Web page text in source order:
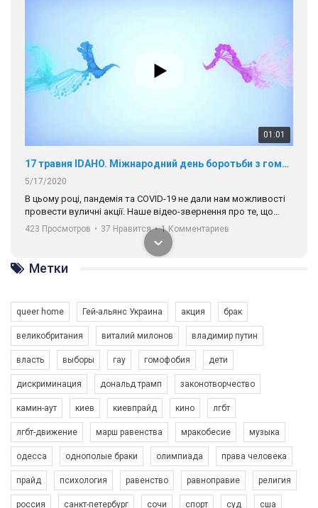
01:01
17 травня IDAHO. Міжнародний день боротьби з гомофобією трансфобією і біфобія.
5/17/2020
В цьому році, пандемія та COVІD-19 не дали нам можливості
провести вуличні акції. Наше відео-звернення про те, що
навіть коли ми у різних містах та не можемо зустрінеться, ми
разом. Ми закликаємо всіх хто поділяє цінності рівності та
солідарності, приєднатися до нас. Регіональні підрозділи
ГАУ є в 16 областях України.
Разом наш голос лунає гучніше!
423 Просмотров • 37 Нравится • 1 Комментариев
Зупинимо насильство проти ЛГБТ в Україні! Stop violence against LGBT in Ukraine!
6/30/2017
Емоційний та вражаючий промо-ролік на конкурс PACT, який
представляє програму "Гей-альянс Україна" з протидії
насильству проти ЛГБТ в Україні.
1.9K Просмотров • 226 Нравится • 5 Комментариев
Метки
queer home Гей-альянс Украина акция брак
великобритания виталий милонов владимир путин
власть выборы гау гомофобия дети
дискриминация дональд трамп законотворчество
камин-аут киев киевпрайд кино лгбт
лгбт-движение марш равенства мракобесие музыка
одесса однополые браки олимпиада права человека
прайд психология равенство равноправие религия
россия санкт-петербург сочи спорт суд сша